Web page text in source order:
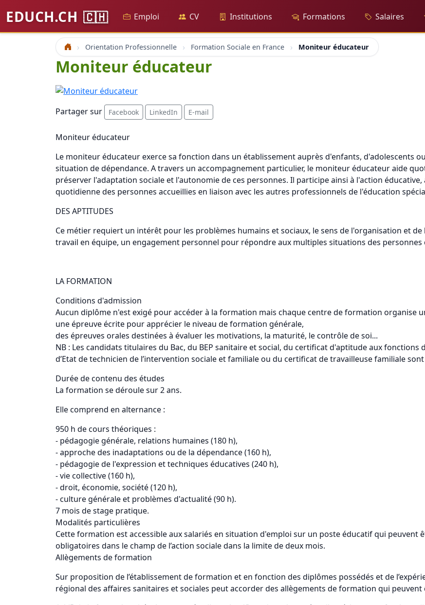
EDUCH.CH 🇨🇭 Emploi CV Institutions Formations Salaires
Accueil Orientation Professionnelle Formation Sociale en France Moniteur éducateur
Moniteur éducateur
Partager sur Facebook LinkedIn E-mail
Moniteur éducateur
Le moniteur éducateur exerce sa fonction dans un établissement auprès d'enfants, d'adolescents
situation de dépendance. A travers un accompagnement particulier, le moniteur éducateur aide
préserver l'adaptation sociale et l'autonomie de ces personnes. Il participe ainsi à l'action
quotidienne des personnes accueillies en liaison avec les autres professionnels de l'éducation
DES APTITUDES
Ce métier requiert un intérêt pour les problèmes humains et sociaux, le sens de l'organisation et
travail en équipe, un engagement personnel pour répondre aux multiples situations des personnes
LA FORMATION
Conditions d'admission
Aucun diplôme n'est exigé pour accéder à la formation mais chaque centre de formation organise
une épreuve écrite pour apprécier le niveau de formation générale,
des épreuves orales destinées à évaluer les motivations, la maturité, le contrôle de soi...
NB : Les candidats titulaires du Bac, du BEP sanitaire et social, du certificat d'aptitude aux fonctions
d’Etat de technicien de l’intervention sociale et familiale ou du certificat de travailleuse familiale
Durée de contenu des études
La formation se déroule sur 2 ans.
Elle comprend en alternance :
950 h de cours théoriques :
- pédagogie générale, relations humaines (180 h),
- approche des inadaptations ou de la dépendance (160 h),
- pédagogie de l'expression et techniques éducatives (240 h),
- vie collective (160 h),
- droit, économie, société (120 h),
- culture générale et problèmes d'actualité (90 h).
7 mois de stage pratique.
Modalités particulières
Cette formation est accessible aux salariés en situation d'emploi sur un poste éducatif qui peuvent
obligatoires dans le champ de l’action sociale dans la limite de deux mois.
Allègements de formation
Sur proposition de l’établissement de formation et en fonction des diplômes possédés et de
régional des affaires sanitaires et sociales peut accorder des allègements de formation qui peuvent